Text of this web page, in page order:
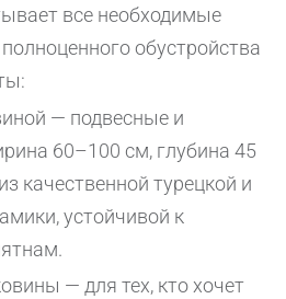
все необходимые
обустройства
— подвесные и
60–100 см, глубина 45
качественной турецкой и
устойчивой к
— для тех, кто хочет